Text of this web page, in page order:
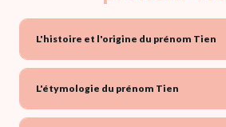
L'histoire et l'origine du prénom Tien
L'étymologie du prénom Tien